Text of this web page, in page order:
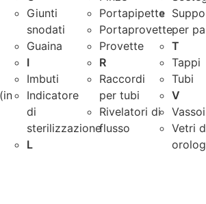
Giunti
snodati
Guaina
I
Imbuti
Indicatore
di
sterilizzazione
L
Portapipette
Portaprovette
Provette
R
Raccordi
per tubi
Rivelatori di
flusso
per
T
Tappi
Tubi
V
Vassoi
Vetri